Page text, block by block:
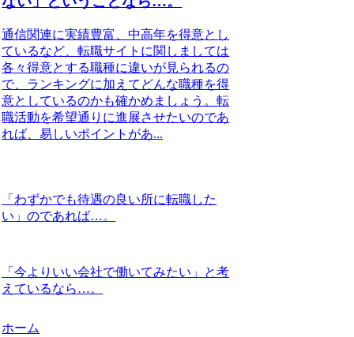
通信関連に実績豊富、中高年を得意とし
ているなど、転職サイトに関しましては
各々得意とする職種に違いが見られるの
で、ランキングに加えてどんな職種を得
意としているのかも確かめましょう。転
職活動を希望通りに進展させたいのであ
れば、易しいポイントがあ...
「わずかでも待遇の良い所に転職した
い」のであれば…。
「今よりいい会社で働いてみたい」と考
えているなら…。
ホーム